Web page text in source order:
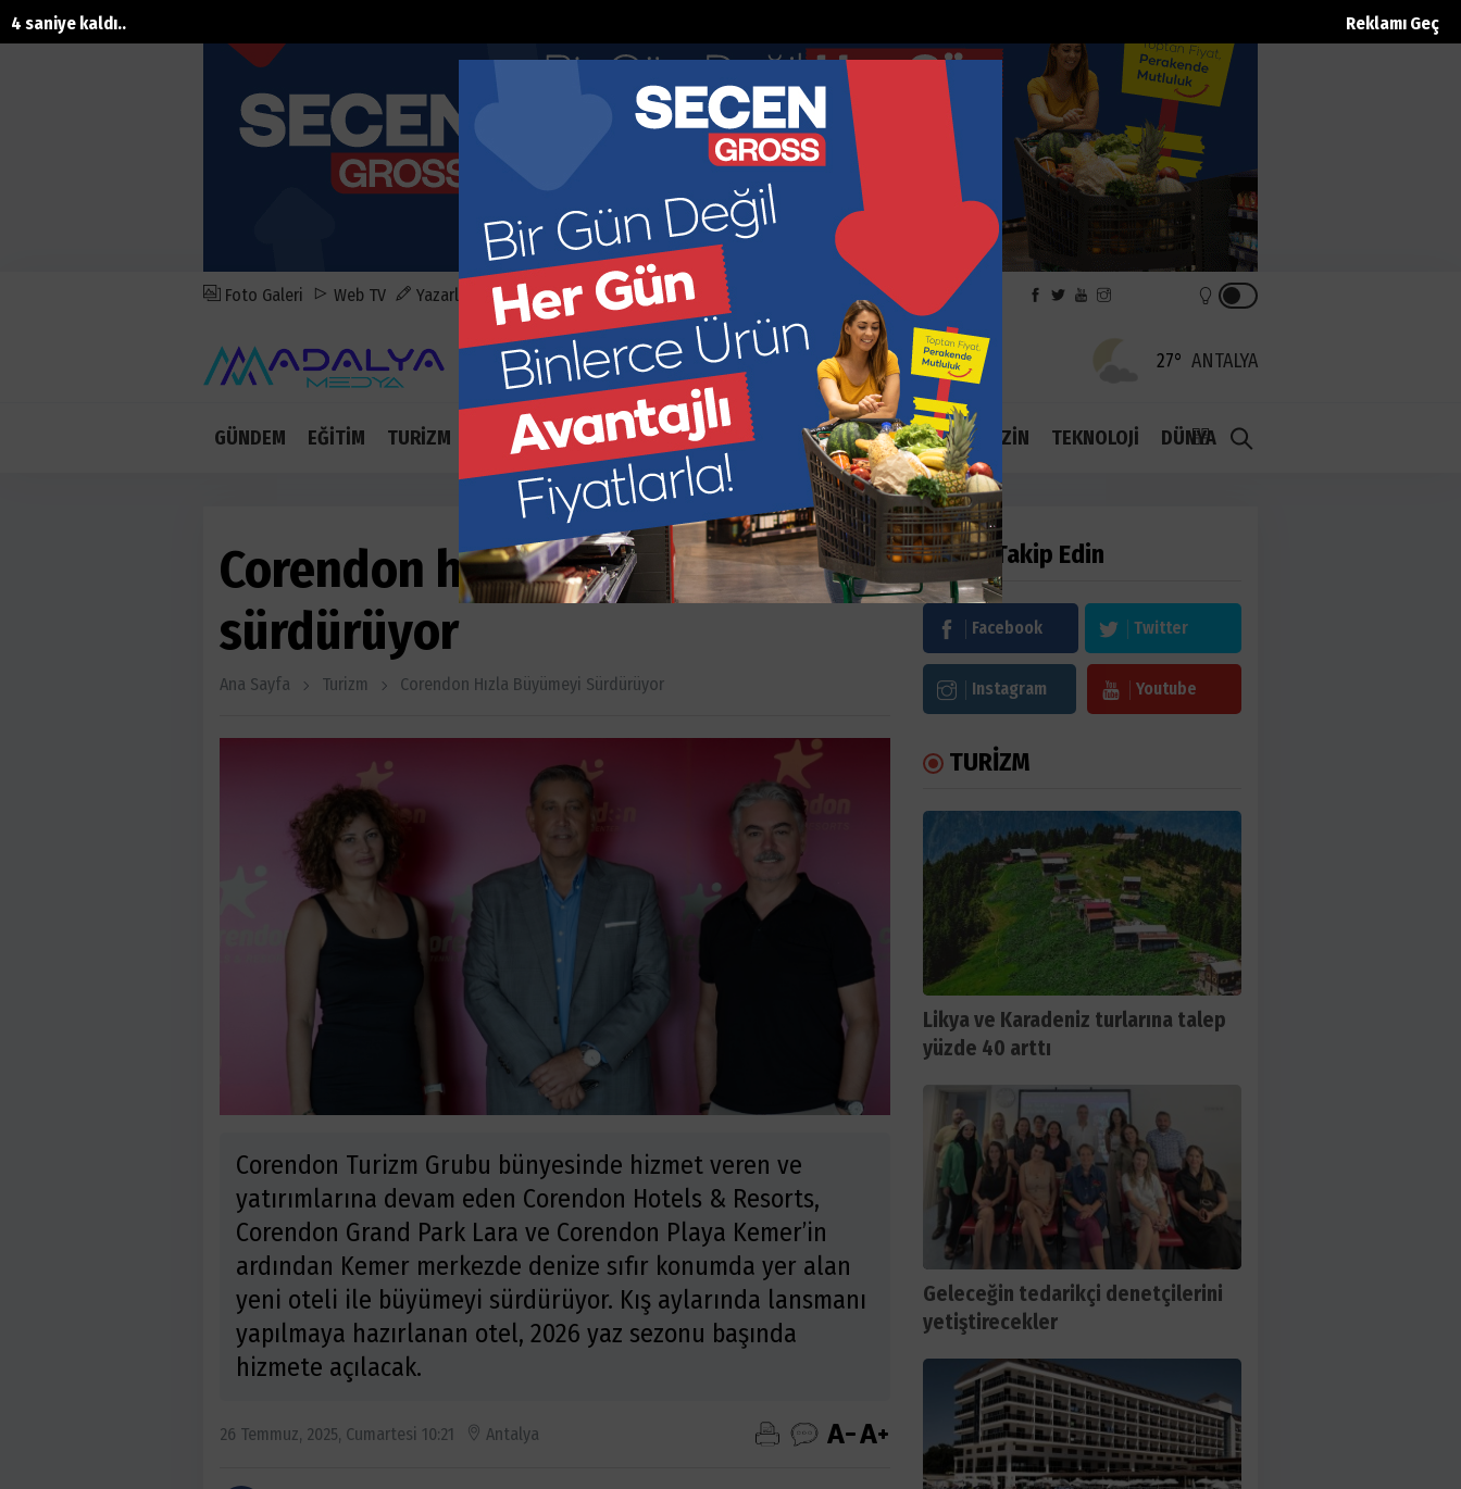
Reklamı Geç
3 saniye kaldı..
Foto Galeri Web TV Yazarlar Anketler Nöbetçi Eczaneler
DOLAR
44.895
EURO
52.8913
GR ALTIN
6966.2
ÇEYREK
4491.1
27° ANTALYA
GÜNDEM EĞİTİM TURİZM EKONOMİ KÜLTÜR SANAT SAĞLIK SPOR SİYASET MAGAZİN TEKNOLOJİ DÜNYA
Corendon hızla büyümeyi
sürdürüyor
Ana Sayfa Turizm Corendon Hızla Büyümeyi Sürdürüyor
Corendon Turizm Grubu bünyesinde hizmet veren ve
yatırımlarına devam eden Corendon Hotels & Resorts,
Corendon Grand Park Lara ve Corendon Playa Kemer’in
ardından Kemer merkezde denize sıfır konumda yer alan
yeni oteli ile büyümeyi sürdürüyor. Kış aylarında lansmanı
yapılmaya hazırlanan otel, 2026 yaz sezonu başında
hizmete açılacak.
26 Temmuz, 2025, Cumartesi 10:21 Antalya
Bizi Takip Edin
Facebook Twitter
Instagram Youtube
TURİZM
Likya ve Karadeniz turlarına talep
yüzde 40 arttı
Geleceğin tedarikçi denetçilerini
yetiştirecekler